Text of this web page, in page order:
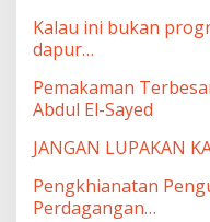
Kalau ini bukan
dapur…
Pemakaman
Abdul El-Sayed
JANGAN LUPAKAN
Pengkhianatan
Perdagangan…